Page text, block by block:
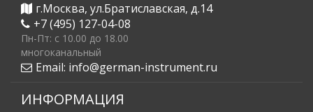
г.Москва, ул.Братиславская, д.14
+7 (495) 127-04-08
Пн-Пт: c 10.00 до 18.00
многоканальный
Email: info@german-instrument.ru
ИНФОРМАЦИЯ